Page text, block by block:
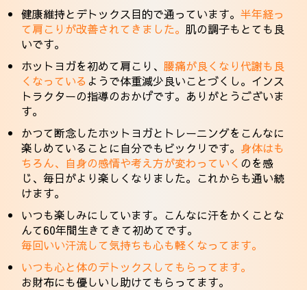
健康維持とデトックス目的で通っています。半年経っ
て肩こりが改善されてきました。肌の調子もとても良
いです。
ホットヨガを初めて肩こり、腰痛が良くなり代謝も良
くなっている ようで体重減少良いことづくし。インス
トラクターの指導のおかげです。ありがとうございま
す。
かつて断念したホットヨガとトレーニングをこんなに
楽しめていることに自分でもビックリです。 身体はも
ちろん、自身の感情や考え方が変わっていく のを感
じ、毎日がより楽しくなりました。これからも通い続
けます。
いつも楽しみにしています。こんなに汗をかくことな
んて60年間生きてきて初めてです。
毎回いい汗流して気持ちも心も軽くなってます。
いつも心と体のデトックスしてもらってます。
お財布にも優しいし助けてもらってます。